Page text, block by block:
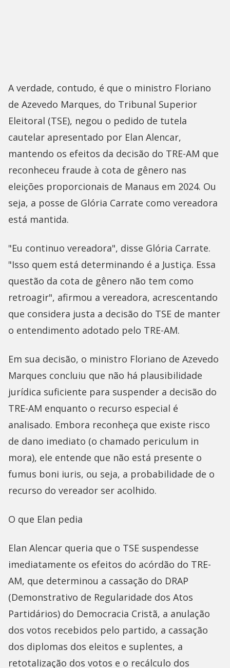
A verdade, contudo, é que o ministro Floriano
de Azevedo Marques, do Tribunal Superior
Eleitoral (TSE), negou o pedido de tutela
cautelar apresentado por Elan Alencar,
mantendo os efeitos da decisão do TRE-AM que
reconheceu fraude à cota de gênero nas
eleições proporcionais de Manaus em 2024. Ou
seja, a posse de Glória Carrate como vereadora
está mantida.
"Eu continuo vereadora", disse Glória Carrate.
"Isso quem está determinando é a Justiça. Essa
questão da cota de gênero não tem como
retroagir", afirmou a vereadora, acrescentando
que considera justa a decisão do TSE de manter
o entendimento adotado pelo TRE-AM.
Em sua decisão, o ministro Floriano de Azevedo
Marques concluiu que não há plausibilidade
jurídica suficiente para suspender a decisão do
TRE-AM enquanto o recurso especial é
analisado. Embora reconheça que existe risco
de dano imediato (o chamado periculum in
mora), ele entende que não está presente o
fumus boni iuris, ou seja, a probabilidade de o
recurso do vereador ser acolhido.
O que Elan pedia
Elan Alencar queria que o TSE suspendesse
imediatamente os efeitos do acórdão do TRE-
AM, que determinou a cassação do DRAP
(Demonstrativo de Regularidade dos Atos
Partidários) do Democracia Cristã, a anulação
dos votos recebidos pelo partido, a cassação
dos diplomas dos eleitos e suplentes, a
retotalização dos votos e o recálculo dos